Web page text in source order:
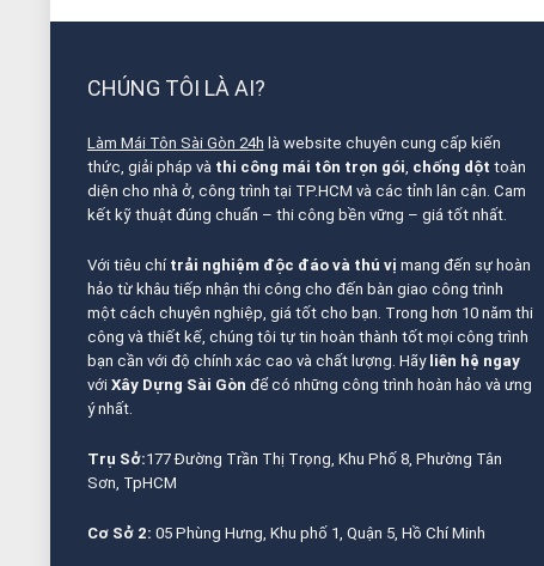
CHÚNG TÔI LÀ AI?
Làm Mái Tôn Sài Gòn 24h là website chuyên cung cấp kiến
thức, giải pháp và thi công mái tôn trọn gói, chống dột toàn
diện cho nhà ở, công trình tại TP.HCM và các tỉnh lân cận. Cam
kết kỹ thuật đúng chuẩn – thi công bền vững – giá tốt nhất.
Với tiêu chí trải nghiệm độc đáo và thú vị mang đến sự hoàn
hảo từ khâu tiếp nhận thi công cho đến bàn giao công trình
một cách chuyên nghiệp, giá tốt cho bạn. Trong hơn 10 năm thi
công và thiết kế, chúng tôi tự tin hoàn thành tốt mọi công trình
bạn cần với độ chính xác cao và chất lượng. Hãy liên hệ ngay
với Xây Dựng Sài Gòn để có những công trình hoàn hảo và ưng
ý nhất.
Trụ Sở:177 Đường Trần Thị Trọng, Khu Phố 8, Phường Tân
Sơn, TpHCM
Cơ Sở 2: 05 Phùng Hưng, Khu phố 1, Quận 5, Hồ Chí Minh